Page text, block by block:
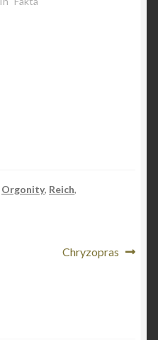
Orgonity, Reich,
Následující
Chryzopras